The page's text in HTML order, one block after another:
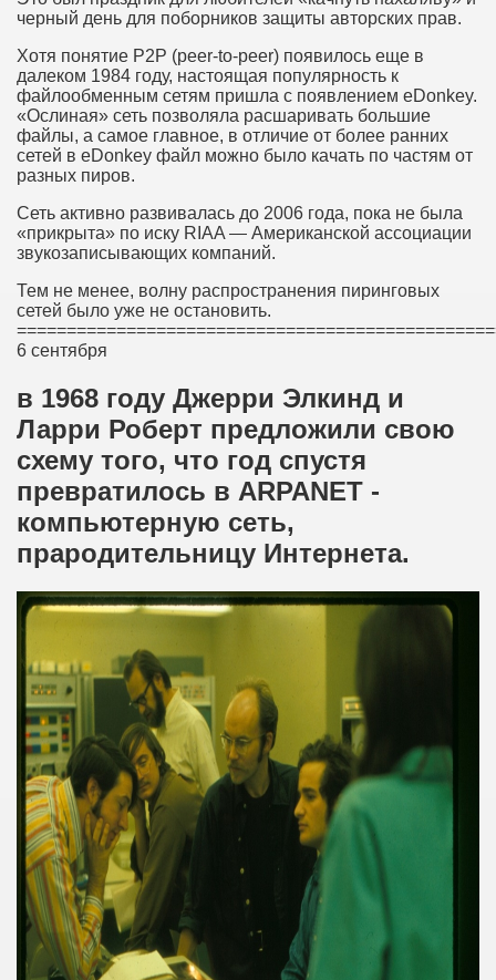
черный день для поборников защиты авторских прав.
Хотя понятие P2P (peer-to-peer) появилось еще в
далеком 1984 году, настоящая популярность к
файлообменным сетям пришла с появлением eDonkey.
«Ослиная» сеть позволяла расшаривать большие
файлы, а самое главное, в отличие от более ранних
сетей в eDonkey файл можно было качать по частям от
разных пиров.
Сеть активно развивалась до 2006 года, пока не была
«прикрыта» по иску RIAA — Американской ассоциации
звукозаписывающих компаний.
Тем не менее, волну распространения пиринговых
сетей было уже не остановить.
6 сентября
в 1968 году Джерри Элкинд и
Ларри Роберт предложили свою
схему того, что год спустя
превратилось в ARPANET -
компьютерную сеть,
прародительницу Интернета.